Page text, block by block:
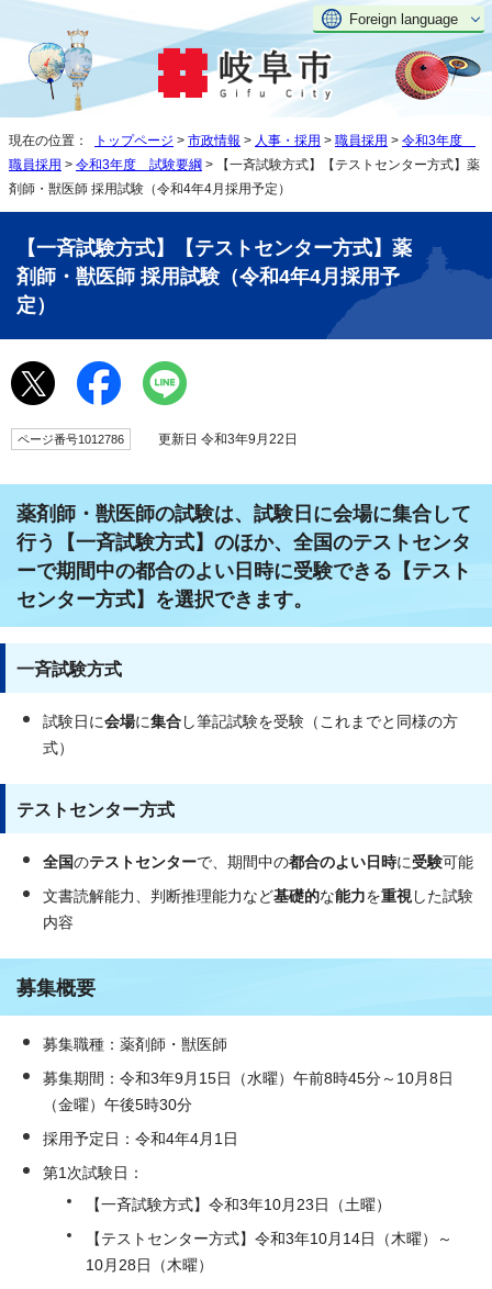
Foreign language
現在の位置： トップページ > 市政情報 > 人事・採用 > 職員採用 > 令和3年度
職員採用 > 令和3年度 試験要綱 > 【一斉試験方式】【テストセンター方式】薬
剤師・獣医師 採用試験（令和4年4月採用予定）
【一斉試験方式】【テストセンター方式】薬
剤師・獣医師 採用試験（令和4年4月採用予
定）
ページ番号1012786 更新日 令和3年9月22日
薬剤師・獣医師の試験は、試験日に会場に集合して
行う【一斉試験方式】のほか、全国のテストセンタ
ーで期間中の都合のよい日時に受験できる【テスト
センター方式】を選択できます。
一斉試験方式
試験日に会場に集合 し筆記試験を受験（これまでと同様の方
式）
テストセンター方式
全国のテストセンターで、期間中の都合のよい日時に受験可能
文書読解能力、判断推理能力など基礎的な能力を重視 した試験
内容
募集概要
募集職種：薬剤師・獣医師
募集期間：令和3年9月15日（水曜）午前8時45分～10月8日
（金曜）午後5時30分
採用予定日：令和4年4月1日
第1次試験日：
【一斉試験方式】令和3年10月23日（土曜）
【テストセンター方式】令和3年10月14日（木曜）～
10月28日（木曜）